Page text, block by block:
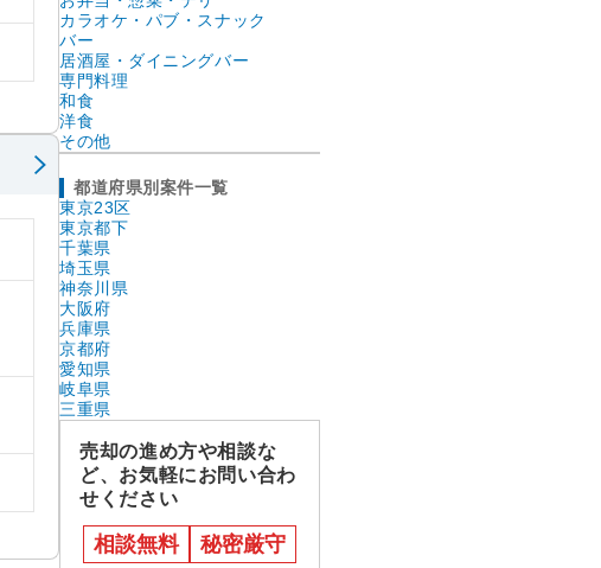
カラオケ・パブ・スナック
バー
居酒屋・ダイニングバー
専門料理
和食
洋食
その他
都道府県別案件一覧
東京23区
東京都下
千葉県
埼玉県
神奈川県
大阪府
兵庫県
京都府
愛知県
岐阜県
三重県
売却の進め方や相談な
ど、お気軽にお問い合わ
せください
相談無料 秘密厳守